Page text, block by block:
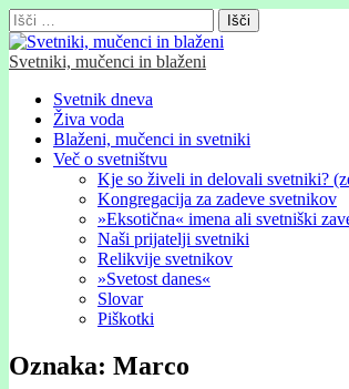
Išči:
Svetniki, mučenci in blaženi
Glavni
meni
Skip
content
Svetnik dneva
Živa voda
Blaženi, mučenci in svetniki
Več o svetništvu
Kje so živeli in delovali svetniki?
Kongregacija za zadeve svetnikov
»Eksotična« imena ali svetniški
Naši prijatelji svetniki
Relikvije svetnikov
»Svetost danes«
Slovar
Piškotki
Oznaka: Marco